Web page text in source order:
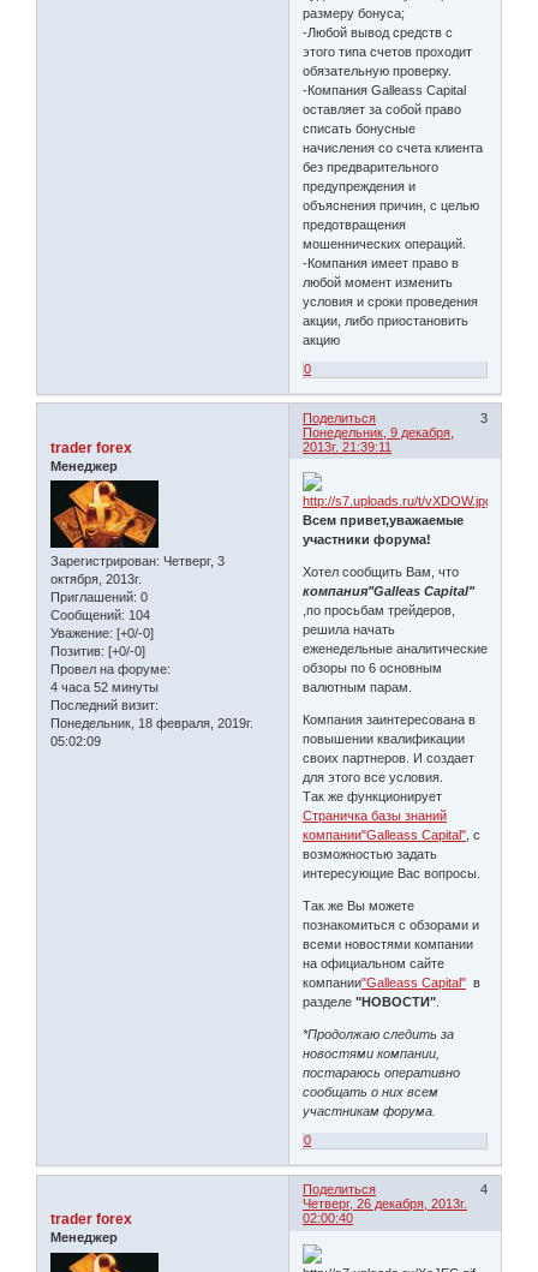
размеру бонуса;
-Любой вывод средств с
этого типа счетов проходит
обязательную проверку.
-Компания Galleass Capital
оставляет за собой право
списать бонусные
начисления со счета клиента
без предварительного
предупреждения и
объяснения причин, с целью
предотвращения
мошеннических операций.
-Компания имеет право в
любой момент изменить
условия и сроки проведения
акции, либо приостановить
акцию
0
Поделиться
3
Понедельник, 9 декабря,
2013г. 21:39:11
trader forex
Менеджер
Зарегистрирован: Четверг, 3
октября, 2013г.
Приглашений: 0
Сообщений: 104
Уважение: [+0/-0]
Позитив: [+0/-0]
Провел на форуме:
4 часа 52 минуты
Последний визит:
Понедельник, 18 февраля, 2019г.
05:02:09
Всем привет,уважаемые
участники форума!
Хотел сообщить Вам, что
компания"Galleas Capital"
,по просьбам трейдеров,
решила начать
еженедельные аналитические
обзоры по 6 основным
валютным парам.
Компания заинтересована в
повышении квалификации
своих партнеров. И создает
для этого все условия.
Так же функционирует
Страничка базы знаний
компании"Galleass Capital" , с
возможностью задать
интересующие Вас вопросы.
Так же Вы можете
познакомиться с обзорами и
всеми новостями компании
на официальном сайте
компании"Galleass Capital" в
разделе"НОВОСТИ"
*Продолжаю следить за
новостями компании,
постараюсь оперативно
сообщать о них всем
участникам форума.
0
Поделиться
4
Четверг, 26 декабря, 2013г.
02:00:40
trader forex
Менеджер